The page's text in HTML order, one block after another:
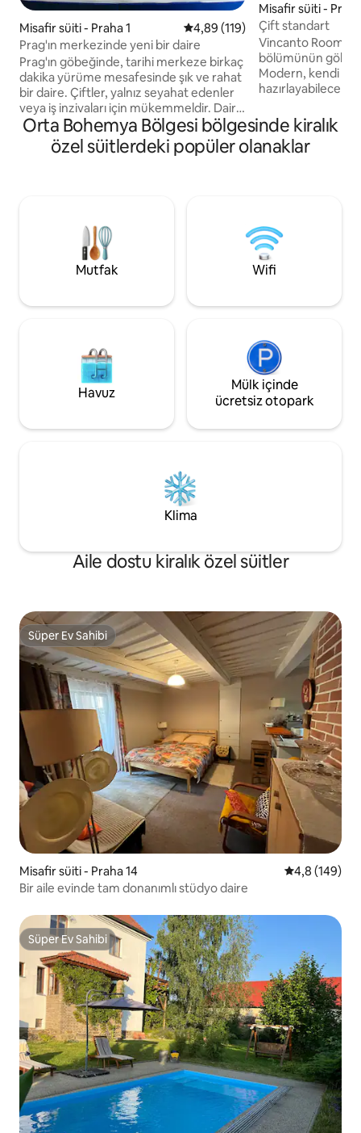
Misafir süiti - Praha 1 5 üzerinden ortalama 4,89
4,89 (119)
Prag'ın merkezinde yeni bir daire
Prag'ın göbeğinde, tarihi merkeze birkaç
dakika yürüme mesafesinde şık ve rahat
bir daire. Çiftler, yalnız seyahat edenler
veya iş inzivaları için mükemmeldir. Daire
tam donanımlı bir mutfak, konforlu bir
yatak ve yüksek hızlı kablosuz internet
bağlantısı ile modern bir şekilde
mükemmel erişilebilirlik, şehirde kolay
seyahati garanti eder. Bu büyülü yerden
Prag'ın konforunun ve atmosferinin
keyfini çıkarın. Not: Fiyat kişi sayısına
Misafir süiti -
Çift standart
Vincanto
bölümünün
Modern, kendi
Barut Kulesi, Eski
Wenceslas
mesafesindedir.
konforlu bir
mutfağa ve self
alanına ücretsiz
Orta Bohemya Bölgesi bölgesinde kiralık
özel süitlerdeki popüler olanaklar
Mutfak Wifi
Havuz
Mülk içinde
ücretsiz otopark
Klima
Aile dostu kiralık özel süitler
Süper Ev Sahibi
Süper Ev Sahibi
Misafir süiti - Praha 14 5 üzerinden
4,8 (149)
Bir aile evinde tam donanımlı stüdyo daire
Süper Ev Sahibi
Süper Ev Sahibi